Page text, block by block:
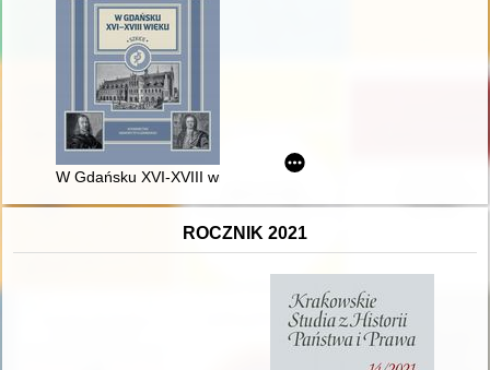
W Gdańsku XVI-XVIII wieku : szkice
ROCZNIK 2021